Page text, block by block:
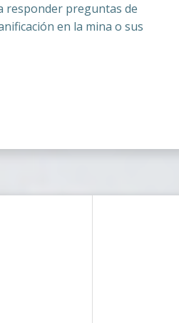
responder preguntas de
en la mina o sus